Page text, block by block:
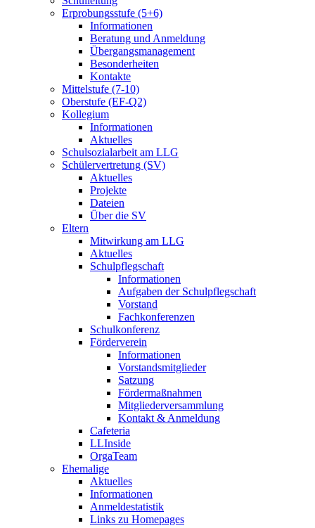
Erprobungsstufe (5+6)
Informationen
Beratung und Anmeldung
Übergangsmanagement
Besonderheiten
Kontakte
Mittelstufe (7-10)
Oberstufe (EF-Q2)
Kollegium
Informationen
Aktuelles
Schulsozialarbeit am LLG
Schülervertretung (SV)
Aktuelles
Projekte
Dateien
Über die SV
Eltern
Mitwirkung am LLG
Aktuelles
Schulpflegschaft
Informationen
Aufgaben der Schulpflegschaft
Vorstand
Fachkonferenzen
Schulkonferenz
Förderverein
Informationen
Vorstandsmitglieder
Satzung
Fördermaßnahmen
Mitgliederversammlung
Kontakt & Anmeldung
Cafeteria
LLInside
OrgaTeam
Ehemalige
Aktuelles
Informationen
Anmeldestatistik
Links zu Homepages